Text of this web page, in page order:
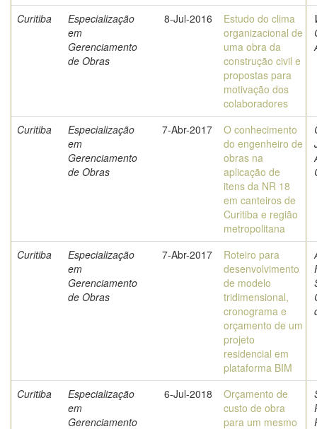
Curitiba
Especialização
em
Gerenciamento
de Obras
8-Jul-2016
Estudo do clima
organizacional de
uma obra da
construção civil e
propostas para
motivação dos
colaboradores
Curitiba
Especialização
em
Gerenciamento
de Obras
7-Abr-2017
O conhecimento
do engenheiro de
obras na
aplicação de
itens da NR 18
em canteiros de
Curitiba e região
metropolitana
Curitiba
Especialização
em
Gerenciamento
de Obras
7-Abr-2017
Roteiro para
desenvolvimento
de modelo
tridimensional,
cronograma e
orçamento de um
projeto
residencial em
plataforma BIM
Curitiba
Especialização
em
Gerenciamento
6-Jul-2018
Orçamento de
custo de obra
para um mesmo